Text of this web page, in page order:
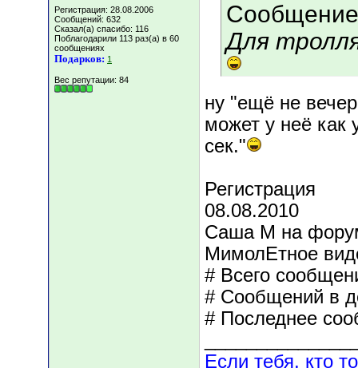
Регистрация: 28.08.2006
Сообщений: 632
Сказал(а) спасибо: 116
Поблагодарили 113 раз(а) в 60
сообщениях
Подарков: 1
Вес репутации: 84
Для
ну "ещё не
может у неё как
сек."
Регистрация
08.08.2010
Саша М на
МимолЕтное
# Всего
# Сообщений в
# Последнее
Если тебя, кто